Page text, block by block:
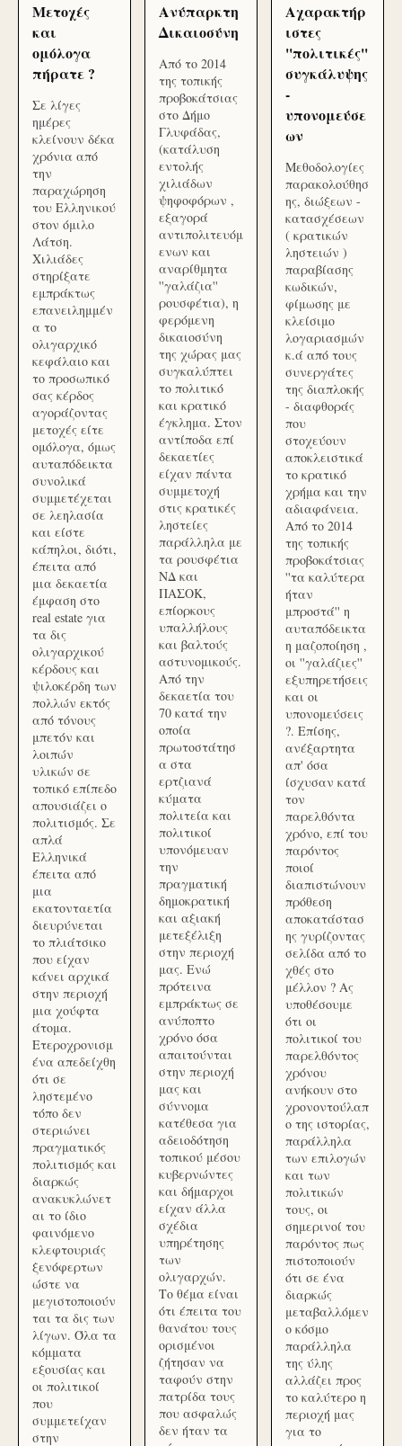
Μετοχές
και
ομόλογα
πήρατε ?
Σε λίγες
ημέρες
κλείνουν δέκα
χρόνια από
την
παραχώρηση
του Ελληνικού
στον όμιλο
Λάτση.
Χιλιάδες
στηρίξατε
εμπράκτως
επανειλημμέν
α το
ολιγαρχικό
κεφάλαιο και
το προσωπικό
σας κέρδος
αγοράζοντας
μετοχές είτε
ομόλογα, όμως
αυταπόδεικτα
συνολικά
συμμετέχεται
σε λεηλασία
και είστε
κάπηλοι, διότι,
έπειτα από
μια δεκαετία
έμφαση στο
real estate για
τα δις
ολιγαρχικού
κέρδους και
ψιλοκέρδη των
πολλών εκτός
από τόνους
μπετόν και
λοιπών
υλικών σε
τοπικό επίπεδο
απουσιάζει ο
πολιτισμός. Σε
απλά
Ελληνικά
έπειτα από
μια
εκατονταετία
διευρύνεται
το πλιάτσικο
που είχαν
κάνει αρχικά
στην περιοχή
μια χούφτα
άτομα.
Ετεροχρονισμ
ένα απεδείχθη
ότι σε
ληστεμένο
τόπο δεν
στεριώνει
πραγματικός
πολιτισμός και
διαρκώς
ανακυκλώνετ
αι το ίδιο
φαινόμενο
κλεφτουριάς
ξενόφερτων
ώστε να
μεγιστοποιούν
ται τα δις των
λίγων. Όλα τα
κόμματα
εξουσίας και
οι πολιτικοί
που
συμμετείχαν
στην
Ανύπαρκτη
Δικαιοσύνη
Από το 2014
της τοπικής
προβοκάτσιας
στο Δήμο
Γλυφάδας,
(κατάλυση
εντολής
χιλιάδων
ψηφοφόρων ,
εξαγορά
αντιπολιτευόμ
ενων και
αναρίθμητα
''γαλάζια''
ρουσφέτια), η
φερόμενη
δικαιοσύνη
της χώρας μας
συγκαλύπτει
το πολιτικό
και κρατικό
έγκλημα. Στον
αντίποδα επί
δεκαετίες
είχαν πάντα
συμμετοχή
στις κρατικές
ληστείες
παράλληλα με
τα ρουσφέτια
ΝΔ και
ΠΑΣΟΚ,
επίορκους
υπαλλήλους
και βαλτούς
αστυνομικούς.
Από την
δεκαετία του
70 κατά την
οποία
πρωτοστάτησ
α στα
ερτζιανά
κύματα
πολιτεία και
πολιτικοί
υπονόμευαν
την
πραγματική
δημοκρατική
και αξιακή
μετεξέλιξη
στην περιοχή
μας. Ενώ
πρότεινα
εμπράκτως σε
ανύποπτο
χρόνο όσα
απαιτούνται
στην περιοχή
μας και
σύννομα
κατέθεσα για
αδειοδότηση
τοπικού μέσου
κυβερνώντες
και δήμαρχοι
είχαν άλλα
σχέδια
υπηρέτησης
των
ολιγαρχών.
Το θέμα είναι
ότι έπειτα του
θανάτου τους
ορισμένοι
ζήτησαν να
ταφούν στην
πατρίδα τους
που ασφαλώς
δεν ήταν τα
Αχαρακτήρ
ιστες
''πολιτικές''
συγκάλυψης
-
υπονομεύσε
ων
Μεθοδολογίες
παρακολούθησ
ης, διώξεων -
κατασχέσεων
( κρατικών
ληστειών )
παραβίασης
κωδικών,
φίμωσης με
κλείσιμο
λογαριασμών
κ.ά από τους
συνεργάτες
της διαπλοκής
- διαφθοράς
που
στοχεύουν
αποκλειστικά
το κρατικό
χρήμα και την
αδιαφάνεια.
Από το 2014
της τοπικής
προβοκάτσιας
''τα καλύτερα
ήταν
μπροστά'' η
αυταπόδεικτα
η μαζοποίηση ,
οι ''γαλάζιες''
εξυπηρετήσεις
και οι
υπονομεύσεις
?. Επίσης,
ανέξαρτητα
απ' όσα
ίσχυσαν κατά
τον
παρελθόντα
χρόνο, επί του
παρόντος
ποιοί
διαπιστώνουν
πρόθεση
αποκατάστασ
ης γυρίζοντας
σελίδα από το
χθές στο
μέλλον ? Ας
υποθέσουμε
ότι οι
πολιτικοί του
παρελθόντος
χρόνου
ανήκουν στο
χρονοντούλαπ
ο της ιστορίας,
παράλληλα
των επιλογών
και των
πολιτικών
τους, οι
σημερινοί του
παρόντος πως
πιστοποιούν
ότι σε ένα
διαρκώς
μεταβαλλόμεν
ο κόσμο
παράλληλα
της ύλης
αλλάζει προς
το καλύτερο η
περιοχή μας
για το